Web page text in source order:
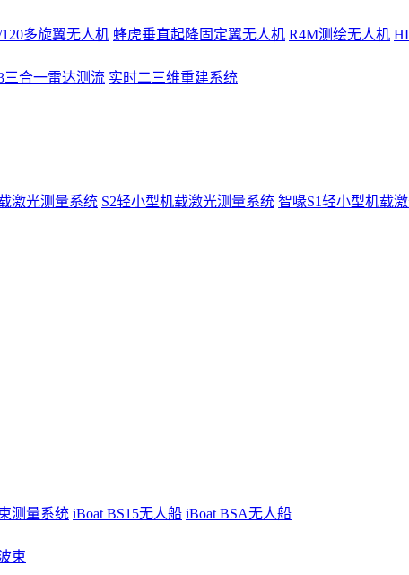
多旋翼无人机 蜂虎垂直起降固定翼无人机 R4M测绘无人机
三合一雷达测流 实时二三维重建系统
激光测量系统 S2轻小型机载激光测量系统 智喙S1轻小型机载
测量系统 iBoat BS15无人船 iBoat BSA无人船
束